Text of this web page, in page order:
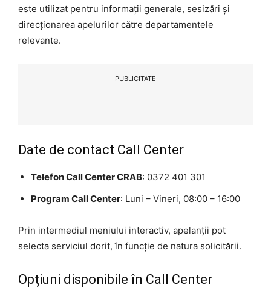
este utilizat pentru informații generale, sesizări și
direcționarea apelurilor către departamentele
relevante.
PUBLICITATE
Date de contact Call Center
Telefon Call Center CRAB: 0372 401 301
Program Call Center: Luni – Vineri, 08:00 – 16:00
Prin intermediul meniului interactiv, apelanții pot
selecta serviciul dorit, în funcție de natura solicitării.
Opțiuni disponibile în Call Center